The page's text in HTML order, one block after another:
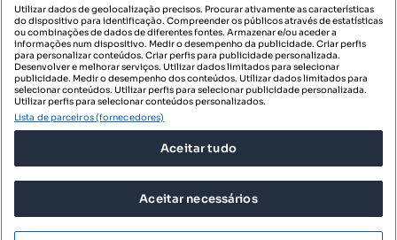
SIGA-NOS:
DESCARREGAR NA:
© 2026 Imovirtual.com, OLX Portugal, S.A.
TERMOS DE UTILIZAÇÃO
Utilizar dados de geolocalização precisos. Procurar ativamente as características
do dispositivo para identificação. Compreender os públicos através de estatísticas
ou combinações de dados de diferentes fontes. Armazenar e/ou aceder a
informações num dispositivo. Medir o desempenho da publicidade. Criar perfis
para personalizar conteúdos. Criar perfis para publicidade personalizada.
Desenvolver e melhorar serviços. Utilizar dados limitados para selecionar
publicidade. Medir o desempenho dos conteúdos. Utilizar dados limitados para
selecionar conteúdos. Utilizar perfis para selecionar publicidade personalizada.
Utilizar perfis para selecionar conteúdos personalizados.
Lista de parceiros (fornecedores)
Aceitar tudo
Aceitar necessários